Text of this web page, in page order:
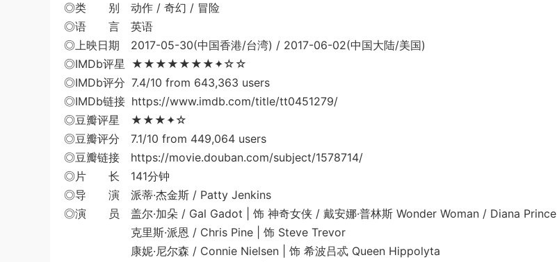
◎类 别 动作 / 奇幻 / 冒险
◎语 言 英语
◎上映日期 2017-05-30(中国香港/台湾) / 2017-06-02(中国大陆/美国)
◎IMDb评星 ★★★★★★★✦☆☆
◎IMDb评分 7.4/10 from 643,363 users
◎IMDb链接 https://www.imdb.com/title/tt0451279/
◎豆瓣评星 ★★★✦☆
◎豆瓣评分 7.1/10 from 449,064 users
◎豆瓣链接 https://movie.douban.com/subject/1578714/
◎片 长 141分钟
◎导 演 派蒂·杰金斯 / Patty Jenkins
◎演 员 盖尔·加朵 / Gal Gadot | 饰 神奇女侠 / 戴安娜·普林斯 Wonder Woman / Diana Prince
克里斯·派恩 / Chris Pine | 饰 Steve Trevor
康妮·尼尔森 / Connie Nielsen | 饰 希波吕忒 Queen Hippolyta